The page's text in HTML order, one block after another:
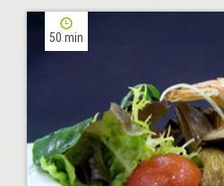
50 min